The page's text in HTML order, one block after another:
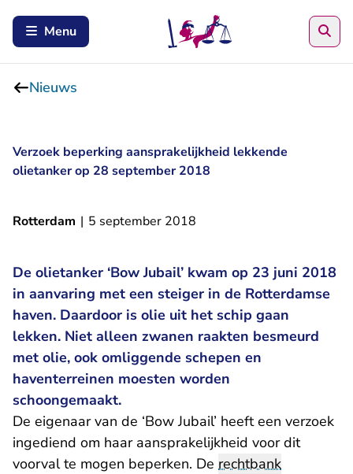
Menu
Nieuws
Verzoek beperking aansprakelijkheid lekkende
olietanker op 28 september 2018
Rotterdam | 5 september 2018
De olietanker ‘Bow Jubail’ kwam op 23 juni 2018
in aanvaring met een steiger in de Rotterdamse
haven. Daardoor is olie uit het schip gaan
lekken. Niet alleen zwanen raakten besmeurd
met olie, ook omliggende schepen en
haventerreinen moesten worden
schoongemaakt.
De eigenaar van de ‘Bow Jubail’ heeft een verzoek
ingediend om haar aansprakelijkheid voor dit
voorval te mogen beperken. De rechtbank